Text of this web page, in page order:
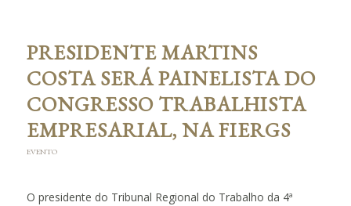
PRESIDENTE MARTINS
COSTA SERÁ PAINELISTA DO
CONGRESSO TRABALHISTA
EMPRESARIAL, NA FIERGS
EVENTO
O presidente do Tribunal Regional do Trabalho da 4ª